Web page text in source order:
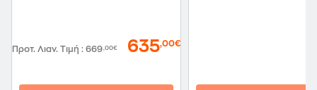
Προτ. Λιαν. Τιμή : 669,00€ 635,00€